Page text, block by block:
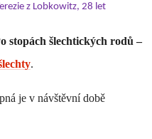
z Lobkowitz, 28 let
stopách šlechtických rodů –
.
je v návštěvní době